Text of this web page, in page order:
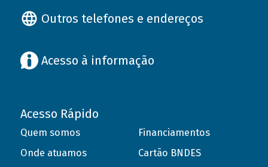
Outros telefones e endereços
Acesso à informação
Acesso Rápido
Quem somos
Onde atuamos
Financiamentos
Cartão BNDES